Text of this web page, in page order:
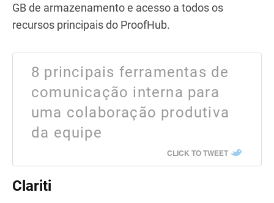
GB de armazenamento e acesso a todos os
recursos principais do ProofHub.
8 principais ferramentas de
comunicação interna para
uma colaboração produtiva
da equipe
CLICK TO TWEET
Clariti